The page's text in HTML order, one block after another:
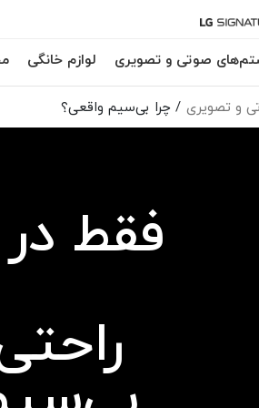
صوتی و تصویری لوازم خانگی
و تصویری چرا بی‌سیم واقعی؟
فقط